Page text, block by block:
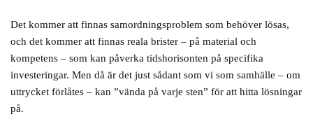
Det kommer att finnas samordningsproblem som behöver lösas,
och det kommer att finnas reala brister – på material och
kompetens – som kan påverka tidshorisonten på specifika
investeringar. Men då är det just sådant som vi som samhälle – om
uttrycket förlåtes – kan ”vända på varje sten” för att hitta lösningar
på.